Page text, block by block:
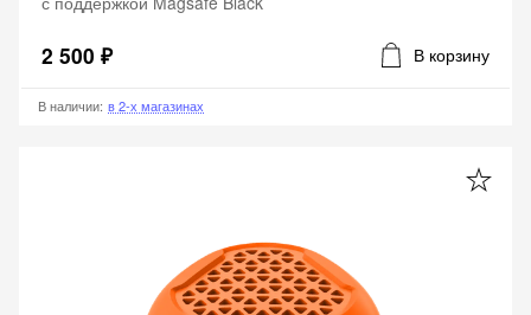
2 500 ₽ В корзину
В наличии: в 2-х магазинах